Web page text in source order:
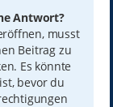
Antwort?
musst
Beitrag zu
Es könnte
bevor du